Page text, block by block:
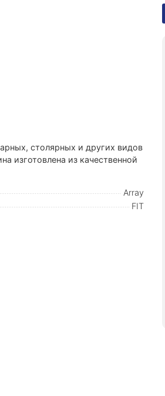
столярных и других видов
изготовлена из качественной
Array
FIT